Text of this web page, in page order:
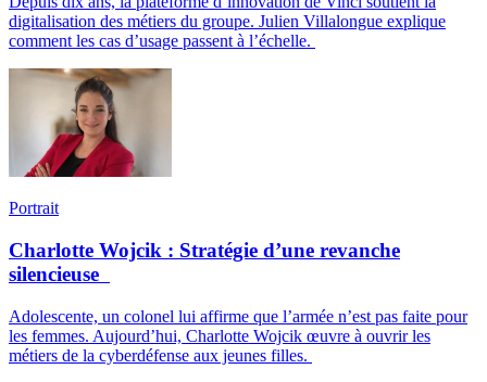
digitalisation des métiers du groupe. Julien Villalongue explique
comment les cas d’usage passent à l’échelle.
Portrait
Charlotte Wojcik : Stratégie d’une revanche
silencieuse
Adolescente, un colonel lui affirme que l’armée n’est pas faite pour
les femmes. Aujourd’hui, Charlotte Wojcik œuvre à ouvrir les
métiers de la cyberdéfense aux jeunes filles.